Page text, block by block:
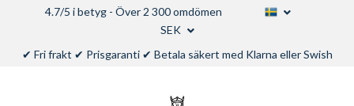
4.7/5 i betyg - Över 2 300 omdömen
SEK
✔ Fri frakt ✔ Prisgaranti ✔ Betala säkert med Klarna eller Swish